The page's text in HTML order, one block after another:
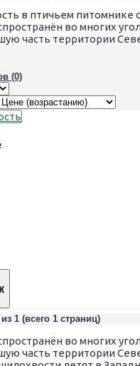
во многих
часть территории
(0)
1 (всего 1 страниц)
во многих
часть территории